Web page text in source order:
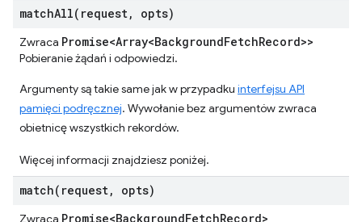
matchAll( request, opts)
Zwraca Promise<Array<BackgroundFetchRecord>>
Pobieranie żądań i odpowiedzi.
Argumenty są takie same jak w przypadku interfejsu API
pamięci podręcznej. Wywołanie bez argumentów zwraca
obietnicę wszystkich rekordów.
Więcej informacji znajdziesz poniżej.
match( request, opts)
Zwraca Promise<BackgroundFetchRecord>